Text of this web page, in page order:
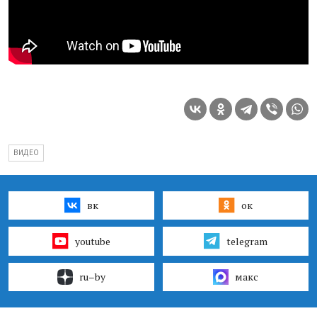
ВИДЕО
вк ок
youtube telegram
ru–by макс